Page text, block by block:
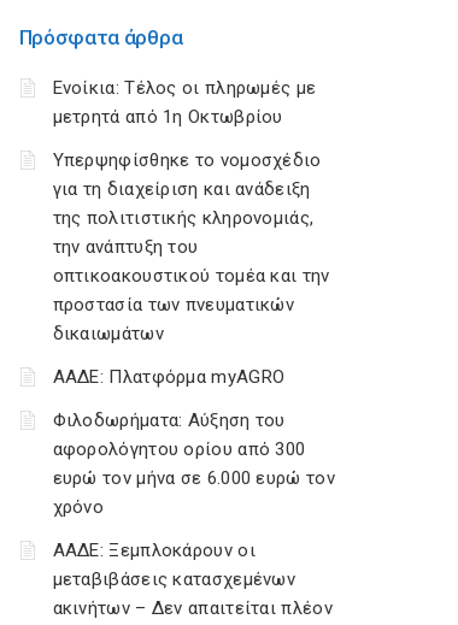
Πρόσφατα άρθρα
Ενοίκια: Τέλος οι πληρωμές με
μετρητά από 1η Οκτωβρίου
Υπερψηφίσθηκε το νομοσχέδιο
για τη διαχείριση και ανάδειξη
της πολιτιστικής κληρονομιάς,
την ανάπτυξη του
οπτικοακουστικού τομέα και την
προστασία των πνευματικών
δικαιωμάτων
ΑΑΔΕ: Πλατφόρμα myAGRO
Φιλοδωρήματα: Αύξηση του
αφορολόγητου ορίου από 300
ευρώ τον μήνα σε 6.000 ευρώ τον
χρόνο
ΑΑΔΕ: Ξεμπλοκάρουν οι
μεταβιβάσεις κατασχεμένων
ακινήτων – Δεν απαιτείται πλέον